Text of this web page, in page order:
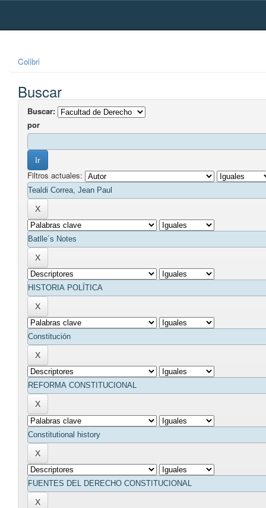
Skip
Colibri
Buscar
Buscar:
por
Filtros actuales: